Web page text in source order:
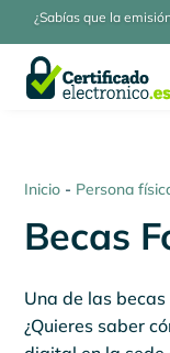
¿Sabías que la
Inicio - Persona
Becas
Una de las
¿Quieres saber